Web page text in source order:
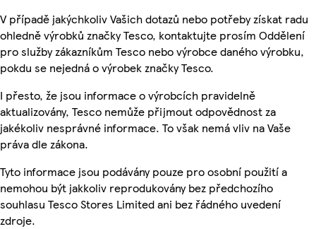
V případě jakýchkoliv Vašich dotazů nebo potřeby získat radu
ohledně výrobků značky Tesco, kontaktujte prosím Oddělení
pro služby zákazníkům Tesco nebo výrobce daného výrobku,
pokdu se nejedná o výrobek značky Tesco.
I přesto, že jsou informace o výrobcích pravidelně
aktualizovány, Tesco nemůže přijmout odpovědnost za
jakékoliv nesprávné informace. To však nemá vliv na Vaše
práva dle zákona.
Tyto informace jsou podávány pouze pro osobní použití a
nemohou být jakkoliv reprodukovány bez předchozího
souhlasu Tesco Stores Limited ani bez řádného uvedení
zdroje.